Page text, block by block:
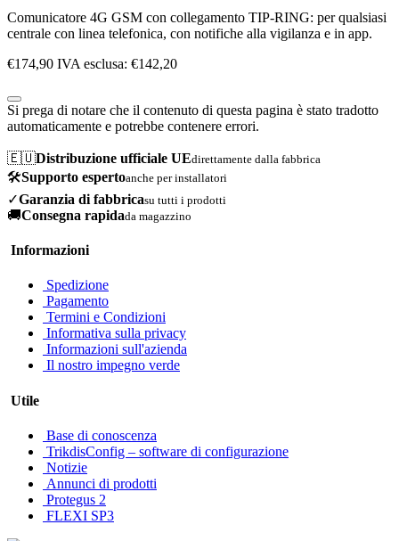
Comunicatore 4G GSM con collegamento TIP-RING: per qualsiasi
centrale con linea telefonica, con notifiche alla vigilanza e in app.
€174,90 IVA esclusa: €142,20
Si prega di notare che il contenuto di questa pagina è stato tradotto
automaticamente e potrebbe contenere errori.
🇪🇺Distribuzione ufficiale UEdirettamente dalla fabbrica
🛠️Supporto espertoanche per installatori
✓Garanzia di fabbricasu tutti i prodotti
🚚Consegna rapidada magazzino
Informazioni
Spedizione
Pagamento
Termini e Condizioni
Informativa sulla privacy
Informazioni sull'azienda
Il nostro impegno verde
Utile
Base di conoscenza
TrikdisConfig – software di configurazione
Notizie
Annunci di prodotti
Protegus 2
FLEXI SP3